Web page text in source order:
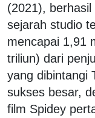
(2021),
sejarah studio
mencapai 1,91
triliun) dari
yang dibintangi
sukses besar,
film Spidey